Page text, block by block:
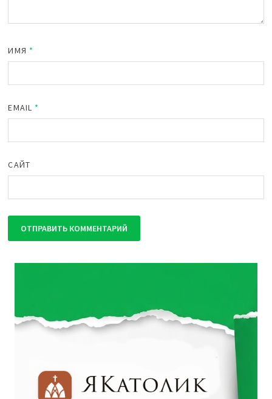
ИМЯ *
EMAIL *
САЙТ